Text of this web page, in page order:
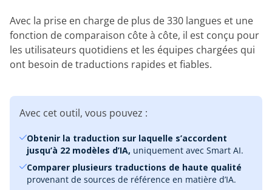
Avec la prise en charge de plus de 330 langues et une
fonction de comparaison côte à côte, il est conçu pour
les utilisateurs quotidiens et les équipes chargées qui
ont besoin de traductions rapides et fiables.
Avec cet outil, vous pouvez :
Obtenir la traduction sur laquelle s’accordent
jusqu’à 22 modèles d’IA, uniquement avec Smart AI.
Comparer plusieurs traductions de haute qualité
provenant de sources de référence en matière d’IA.